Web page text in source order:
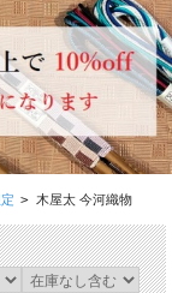
> 木屋太 今河織物